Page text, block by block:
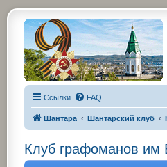
Ссылки FAQ
Шантара Шантарский клуб
Клуб графоманов им